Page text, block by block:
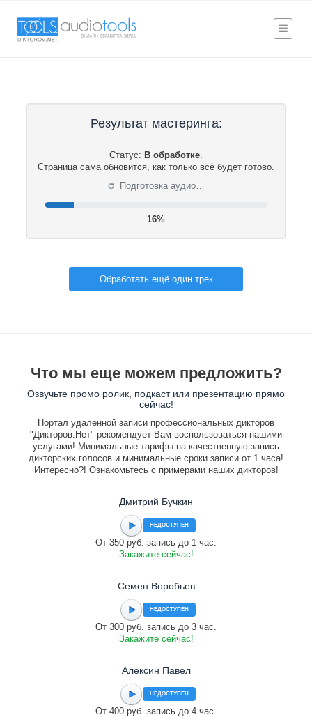
Результат мастеринга:
Статус: В обработке.
Страница сама обновится, как только всё будет готово.
⟳ Подготовка аудио…
16%
Обработать ещё один трек
Что мы еще можем предложить?
Озвучьте промо ролик, подкаст или презентацию прямо
сейчас!
Портал удаленной записи профессиональных дикторов
"Дикторов.Нет" рекомендует Вам воспользоваться нашими
услугами! Минимальные тарифы на качественную запись
дикторских голосов и минимальные сроки записи от 1 часа!
Интересно?! Ознакомьтесь с примерами наших дикторов!
Дмитрий Бучкин
НЕДОСТУПЕН
От 350 руб. запись до 1 час.
Закажите сейчас!
Семен Воробьев
НЕДОСТУПЕН
От 300 руб. запись до 3 час.
Закажите сейчас!
Алексин Павел
НЕДОСТУПЕН
От 400 руб. запись до 4 час.